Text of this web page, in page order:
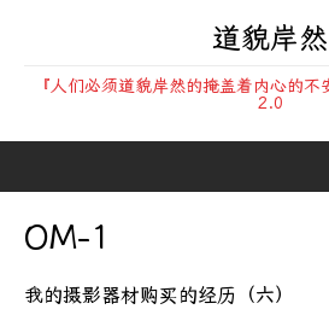
道貌岸然
『人们必须道貌岸然的掩盖着内心的
2.0
OM-1
我的摄影器材购买的经历（六）